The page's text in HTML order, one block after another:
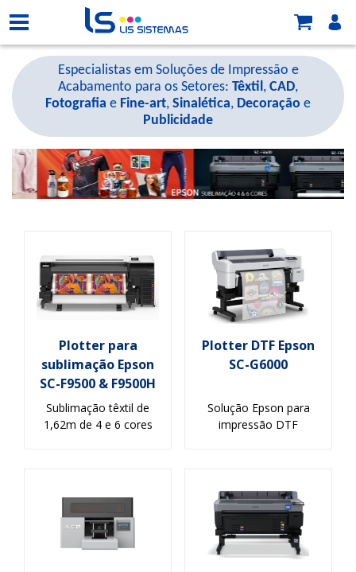
Especialistas em Soluções de Impressão e
Acabamento para os Setores: Têxtil, CAD,
Fotografia e Fine-art, Sinalética, Decoração e
Publicidade
Plotter para
sublimação Epson
SC-F9500 & F9500H
Sublimação têxtil de
1,62m de 4 e 6 cores
Plotter DTF Epson
SC-G6000
Solução Epson para
impressão DTF